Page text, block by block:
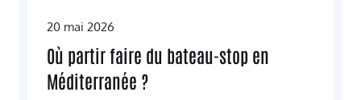
20 mai 2026
Où partir faire du bateau-stop en
Méditerranée ?